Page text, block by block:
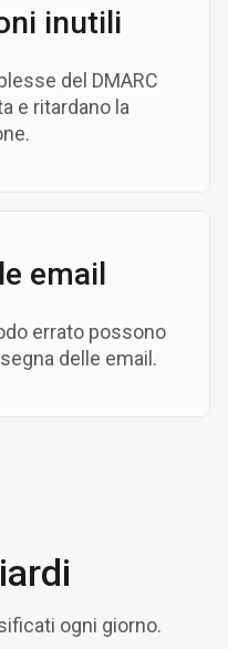
inutili
del DMARC
e ritardano la
email
errato possono
delle email.
ogni giorno.